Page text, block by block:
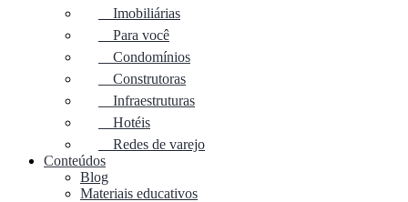
Imobiliárias
Para você
Condomínios
Construtoras
Infraestruturas
Hotéis
Redes de varejo
Conteúdos
Blog
Materiais educativos